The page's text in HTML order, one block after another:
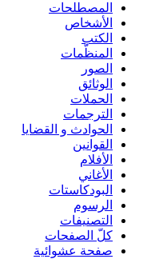
المصطلحات
الأشخاص
الكتب
المنظّمات
الصور
الوثائق
الحملات
الترجمات
الحوادث و القضايا
القوانين
الأفلام
الأغاني
البودكاستات
الرسوم
التصنيفات
كلّ الصفحات
صفحة عشوائية